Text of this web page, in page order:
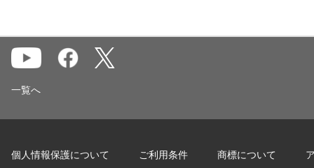
一覧へ
個人情報保護について ご利用条件 商標について